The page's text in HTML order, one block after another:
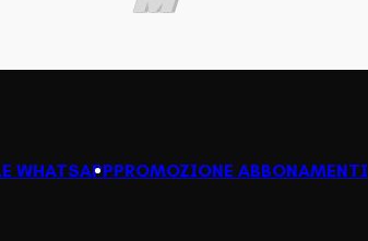
WHATSAPPPROMOZIONE ABBONAMENTI